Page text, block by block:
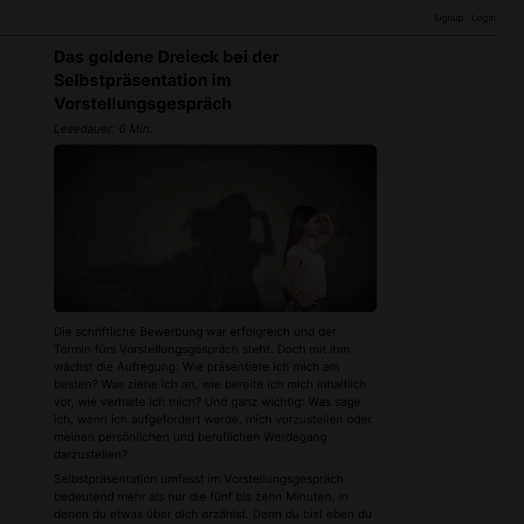
Signup Login
Das goldene Dreieck bei der
Selbstpräsentation im
Vorstellungsgespräch
Lesedauer: 6 Min.
Die schriftliche Bewerbung war erfolgreich und der
Termin fürs Vorstellungsgespräch steht. Doch mit ihm
wächst die Aufregung: Wie präsentiere ich mich am
besten? Was ziehe ich an, wie bereite ich mich inhaltlich
vor, wie verhalte ich mich? Und ganz wichtig: Was sage
ich, wenn ich aufgefordert werde, mich vorzustellen oder
meinen persönlichen und beruflichen Werdegang
darzustellen?
Selbstpräsentation umfasst im Vorstellungsgespräch
bedeutend mehr als nur die fünf bis zehn Minuten, in
denen du etwas über dich erzählst. Denn du bist eben du